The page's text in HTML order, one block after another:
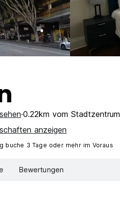
0.22km vom Stadtzentrum
anzeigen
buche 3 Tage oder mehr im Voraus
Bewertungen